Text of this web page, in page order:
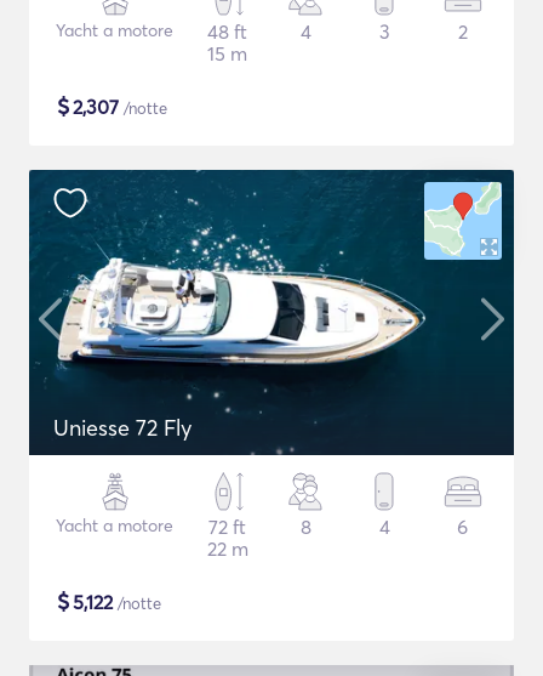
Yacht a motore
48 ft
15 m
4 3 2
$2,307 /notte
Uniesse 72 Fly
Yacht a motore
72 ft
22 m
8 4 6
$5,122/notte